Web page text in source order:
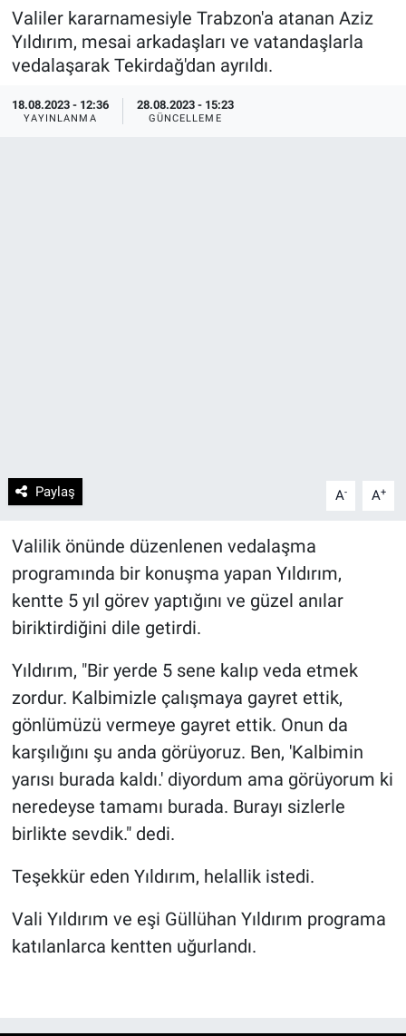
Valiler kararnamesiyle Trabzon'a atanan Aziz
Yıldırım, mesai arkadaşları ve vatandaşlarla
vedalaşarak Tekirdağ'dan ayrıldı.
18.08.2023 - 12:36
YAYINLANMA
28.08.2023 - 15:23
GÜNCELLEME
Paylaş A- A+
Valilik önünde düzenlenen vedalaşma
programında bir konuşma yapan Yıldırım,
kentte 5 yıl görev yaptığını ve güzel anılar
biriktirdiğini dile getirdi.
Yıldırım, "Bir yerde 5 sene kalıp veda etmek
zordur. Kalbimizle çalışmaya gayret ettik,
gönlümüzü vermeye gayret ettik. Onun da
karşılığını şu anda görüyoruz. Ben, 'Kalbimin
yarısı burada kaldı.' diyordum ama görüyorum ki
neredeyse tamamı burada. Burayı sizlerle
birlikte sevdik." dedi.
Teşekkür eden Yıldırım, helallik istedi.
Vali Yıldırım ve eşi Güllühan Yıldırım programa
katılanlarca kentten uğurlandı.